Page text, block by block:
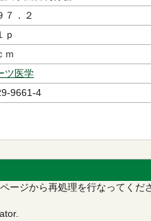
７．２
ｐ
ｍ
ツ医学
9661-4
ージから再処理を行なってくだ